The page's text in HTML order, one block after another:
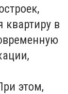
квартиру в
этом,